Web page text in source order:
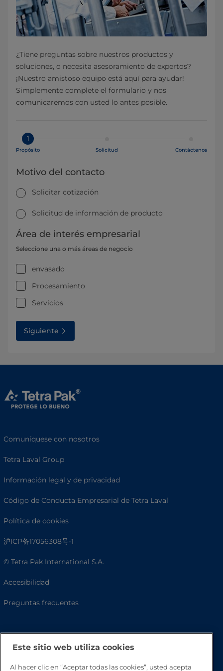
¿Tiene preguntas sobre nuestros productos y
soluciones, o necesita asesoramiento de expertos?
¡Nuestro amistoso equipo está aquí para ayudar!
Simplemente complete el formulario y nos
comunicaremos con usted lo antes posible.
1
Propósito Solicitud Contáctenos
Motivo del contacto
Solicitar cotización
Solicitud de información de producto
Área de interés empresarial
Seleccione una o más áreas de negocio
envasado
Procesamiento
Servicios
Siguiente
Comuníquese con nosotros
Tetra Laval Group
Información legal y de privacidad
Código de Conducta Empresarial de Tetra Laval
Política de cookies
沪ICP备17056308号-1
© Tetra Pak International S.A.
Accesibilidad
Preguntas frecuentes
Este sitio web utiliza cookies
Al hacer clic en “Aceptar todas las cookies”, usted acepta